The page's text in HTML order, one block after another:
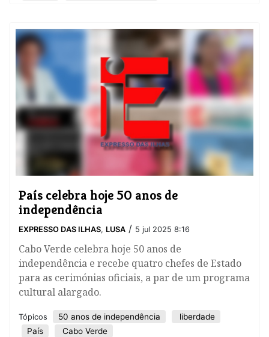
País celebra hoje 50 anos de
independência
EXPRESSO DAS ILHAS, LUSA / 5 jul 2025 8:16
Cabo Verde celebra hoje 50 anos de
independência e recebe quatro chefes de Estado
para as cerimónias oficiais, a par de um programa
cultural alargado.
Tópicos 50 anos de independência
liberdade
País
Cabo Verde